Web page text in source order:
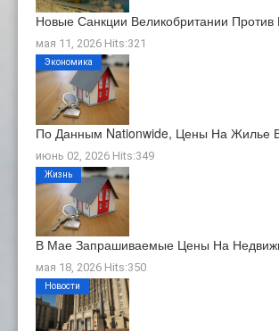
Новые Санкции Великобритании
мая 11, 2026 Hits:321
По Данным Nationwide, Цены На Жилье
июнь 02, 2026 Hits:349
Экономика
В Мае Запрашиваемые Цены На
мая 18, 2026 Hits:350
Жизнь
Новости